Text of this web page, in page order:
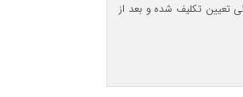
۲۰ میلیون تومان حدود ۹۰ درصد سپرده گذاران این تعاونی تعیین تکلیف شده و بعد از